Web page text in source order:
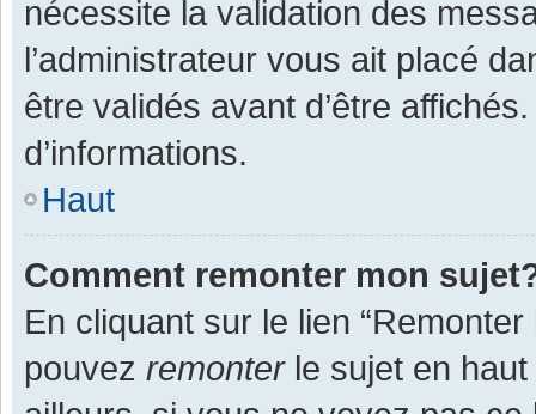
nécessite la validation des
l’administrateur vous ait placé
être validés avant d’être
d’informations.
Haut
Comment remonter mon
En cliquant sur le lien
pouvez remonterle sujet en haut